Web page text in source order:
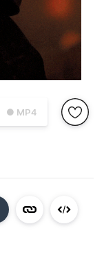
● MP4